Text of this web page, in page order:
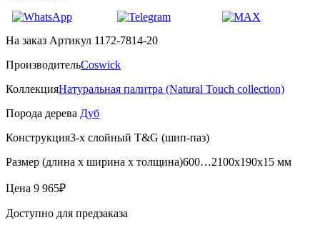
На заказ Артикул 1172-7814-20
ПроизводительCoswick
КоллекцияНатуральная палитра (Natural Touch collection)
Порода дерева Дуб
Конструкция3-х слойный T&G (шип-паз)
Размер (длина х ширина х толщина)600…2100х190х15 мм
Цена 9 965₽
Доступно для предзаказа